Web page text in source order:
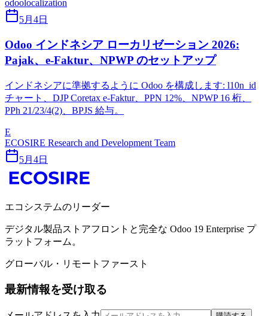
odoolocalization
5月4日
Odoo インドネシア ローカリゼーション 2026:
Pajak、e-Faktur、NPWP のセットアップ
インドネシアに準拠するように Odoo を構成します: l10n_id
チャート、DJP Coretax e-Faktur、PPN 12%、NPWP 16 桁、
PPh 21/23/4(2)、BPJS 給与。
E
ECOSIRE Research and Development Team
5月4日
エコシステムのリーダー
デジタル製品ストアフロントと完全な Odoo 19 Enterprise プ
ラットフォーム。
グローバル・リモートファースト
最新情報を受け取る